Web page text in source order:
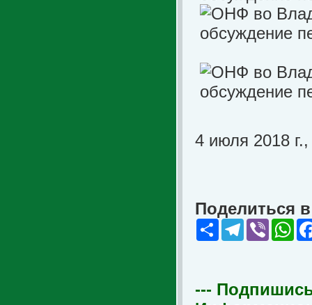
4 июля 2018
Поделиться
Share Telegram
Viber
---